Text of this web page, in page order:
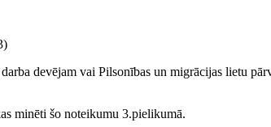
devējam vai Pilsonības un migrācijas lietu
minēti šo noteikumu 3.pielikumā.